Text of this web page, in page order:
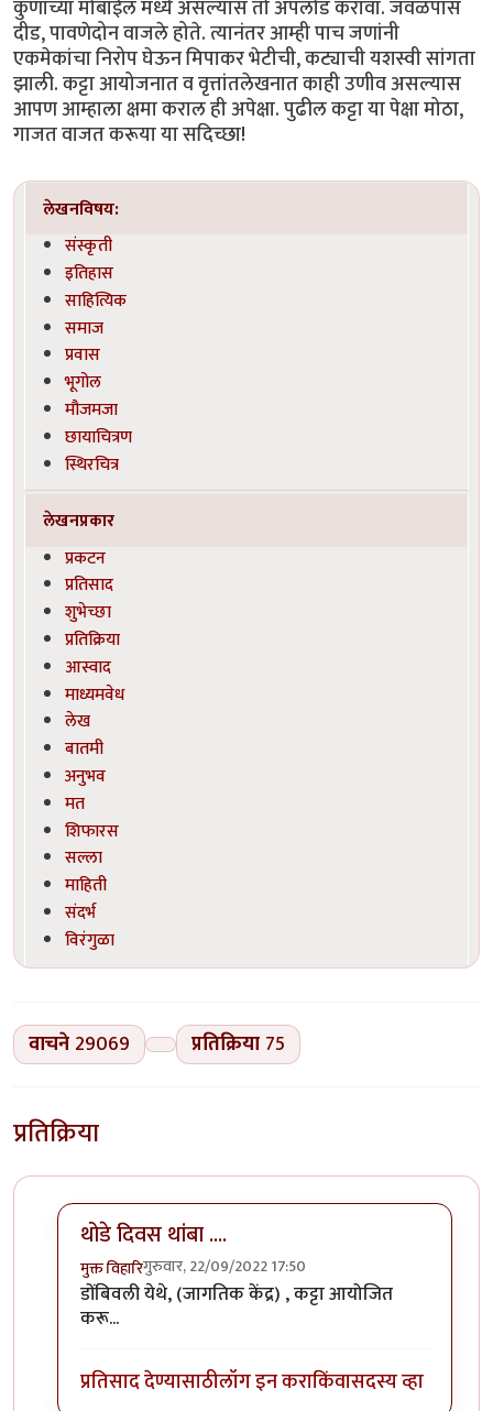
कुणाच्या मोबाईल मध्ये असल्यास तो अपलोड करावा. जवळपास
दीड, पावणेदोन वाजले होते. त्यानंतर आम्ही पाच जणांनी
एकमेकांचा निरोप घेऊन मिपाकर भेटीची, कट्याची यशस्वी सांगता
झाली. कट्टा आयोजनात व वृत्तांतलेखनात काही उणीव असल्यास
आपण आम्हाला क्षमा कराल ही अपेक्षा. पुढील कट्टा या पेक्षा मोठा,
गाजत वाजत करूया या सदिच्छा!
लेखनविषय:
संस्कृती
इतिहास
साहित्यिक
समाज
प्रवास
भूगोल
मौजमजा
छायाचित्रण
स्थिरचित्र
लेखनप्रकार
प्रकटन
प्रतिसाद
शुभेच्छा
प्रतिक्रिया
आस्वाद
माध्यमवेध
लेख
बातमी
अनुभव
मत
शिफारस
सल्ला
माहिती
संदर्भ
विरंगुळा
वाचने 29069 प्रतिक्रिया 75
प्रतिक्रिया
थोडे दिवस थांबा ....
मुक्त विहारिगुरुवार, 22/09/2022 17:50
In reply toकट्टा वृत्तांत वाचला, आपणहीbynutanm
डोंबिवली येथे, (जागतिक केंद्र) , कट्टा आयोजित
करू...
प्रतिसाद देण्यासाठीलॉग इन कराकिंवासदस्य व्हा